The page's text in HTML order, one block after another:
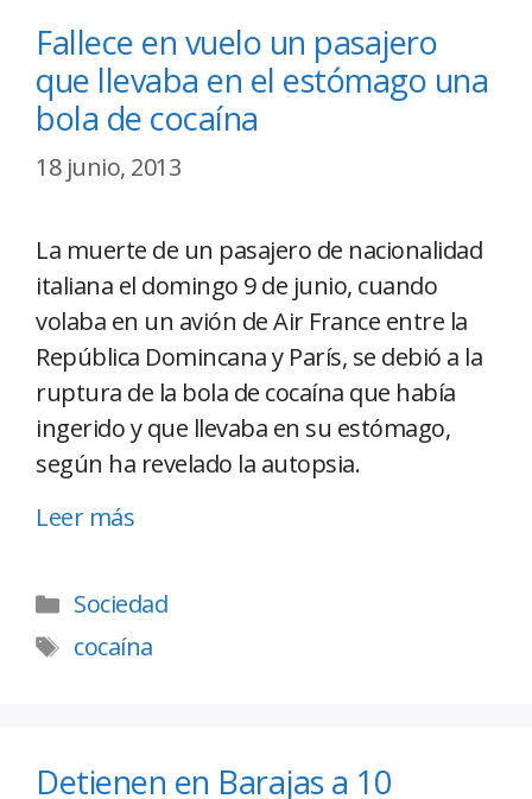
Fallece en vuelo un pasajero
que llevaba en el estómago una
bola de cocaína
18 junio, 2013
La muerte de un pasajero de nacionalidad
italiana el domingo 9 de junio, cuando
volaba en un avión de Air France entre la
República Domincana y París, se debió a la
ruptura de la bola de cocaína que había
ingerido y que llevaba en su estómago,
según ha revelado la autopsia.
Leer más
Sociedad
cocaína
Detienen en Barajas a 10